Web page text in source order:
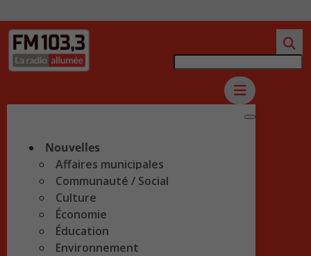
Nouvelles
Affaires municipales
Communauté / Social
Culture
Économie
Éducation
Environnement